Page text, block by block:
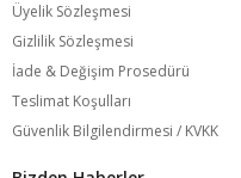
Üyelik Sözleşmesi
Gizlilik Sözleşmesi
İade & Değişim Prosedürü
Teslimat Koşulları
Güvenlik Bilgilendirmesi / KVKK